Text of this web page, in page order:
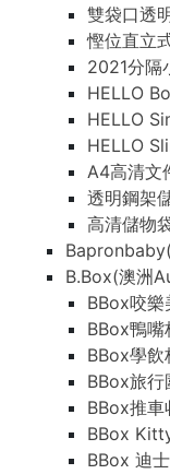
雙袋口透
慳位直立
2021分隔
HELLO
HELLO
HELLO
A4高清文
透明鋼架
高清儲物
B.Box(澳洲
BBox咬樂
BBox鴨嘴
BBox學飲
BBox旅行
BBox推車
BBox
BBox 迪